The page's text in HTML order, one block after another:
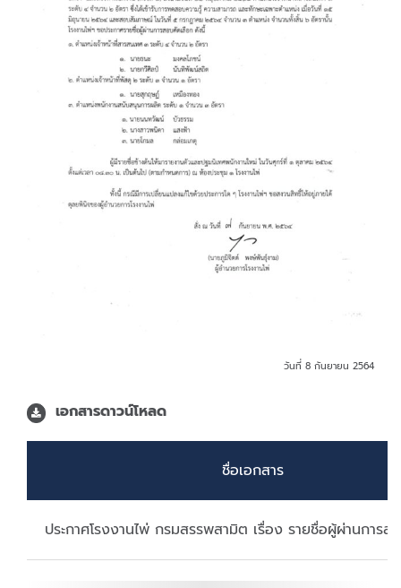
วันที่ 8 กันยายน 2564
เอกสารดาวน์โหลด
ชื่อเอกสาร
ประกาศโรงงานไพ่ กรมสรรพสามิต เรื่อง รายชื่อผู้ผ่านการส